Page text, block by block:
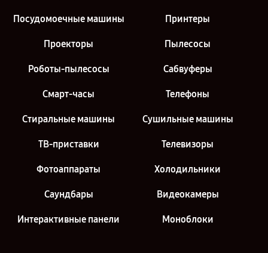
Посудомоечные машины Принтеры
Проекторы Пылесосы
Роботы-пылесосы Сабвуферы
Смарт-часы Телефоны
Стиральные машины Сушильные машины
ТВ-приставки Телевизоры
Фотоаппараты Холодильники
Саундбары Видеокамеры
Интерактивные панели Моноблоки